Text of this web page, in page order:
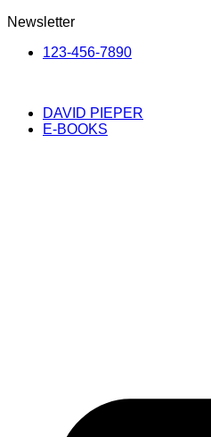
Newsletter
123-456-7890
DAVID PIEPER
E-BOOKS